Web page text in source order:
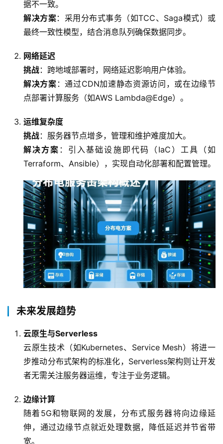
据不一致。
解决方案：采用分布式事务（如TCC、Saga模式）或
最终一致性模型，结合消息队列确保数据同步。
网络延迟
挑战：跨地域部署时，网络延迟影响用户体验。
解决方案 ：通过CDN加速静态资源访问，或在边缘节
点部署计算服务（如AWS Lambda@Edge）。
运维复杂度
挑战：服务器节点增多，管理和维护难度加大。
解决方案 ：引入基础设施即代码（IaC）工具（如
Terraform、Ansible），实现自动化部署和配置管理。
未来发展趋势
云原生与Serverless
云原生技术（如Kubernetes、Service Mesh）将进一
步推动分布式架构的标准化，Serverless架构则让开发
者无需关注服务器运维，专注于业务逻辑。
边缘计算
随着5G和物联网的发展，分布式服务器将向边缘延
伸，通过边缘节点就近处理数据，降低延迟并节省带
宽。